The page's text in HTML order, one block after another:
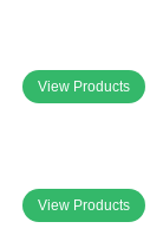
View Products
View Products